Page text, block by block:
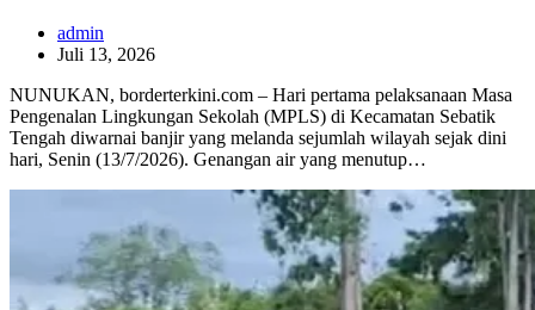
admin
Juli 13, 2026
NUNUKAN, borderterkini.com – Hari pertama pelaksanaan Masa
Pengenalan Lingkungan Sekolah (MPLS) di Kecamatan Sebatik
Tengah diwarnai banjir yang melanda sejumlah wilayah sejak dini
hari, Senin (13/7/2026). Genangan air yang menutup…